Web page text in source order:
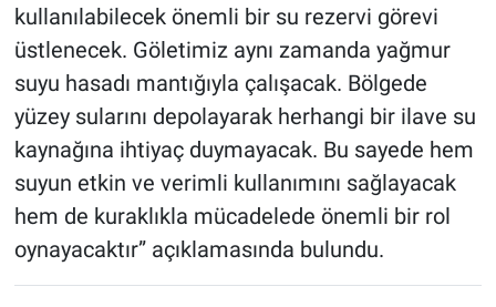
kullanılabilecek önemli bir su rezervi görevi
üstlenecek. Göletimiz aynı zamanda yağmur
suyu hasadı mantığıyla çalışacak. Bölgede
yüzey sularını depolayarak herhangi bir ilave su
kaynağına ihtiyaç duymayacak. Bu sayede hem
suyun etkin ve verimli kullanımını sağlayacak
hem de kuraklıkla mücadelede önemli bir rol
oynayacaktır” açıklamasında bulundu.